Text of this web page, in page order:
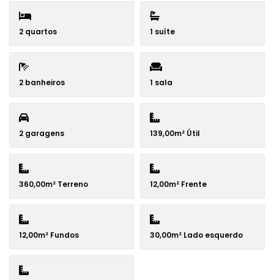
2 quartos 1 suíte
2 banheiros 1 sala
2 garagens 139,00m² Útil
360,00m² Terreno 12,00m² Frente
12,00m² Fundos 30,00m² Lado esquerdo